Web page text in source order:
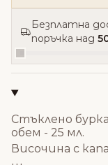
Безплатна
поръчка над
Стъклено
обем - 25 мл.
Височина с